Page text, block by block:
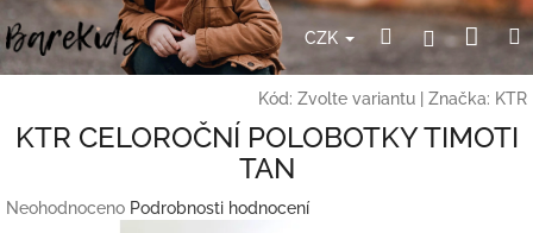
Přejít
na
obsah
CZK HledatPřihlášení
Kód: Zvolte variantu Značka: KTR
KTR CELOROČNÍ POLOBOTKY TIMOTI
TAN
Průměrné
Neohodnoceno Podrobnosti hodnocení